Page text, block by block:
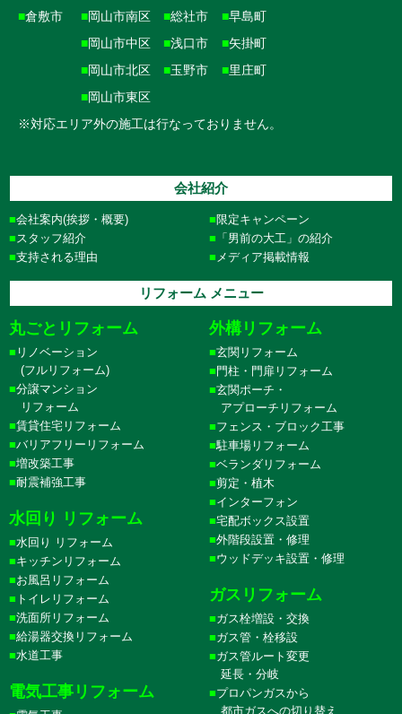
■倉敷市 ■岡山市南区
■岡山市中区
■岡山市北区
■岡山市東区
■総社市
■浅口市
■玉野市
■早島町
■矢掛町
■里庄町
※対応エリア外の施工は行なっておりません。
会社紹介
会社案内(挨拶・概要)
スタッフ紹介
支持される理由
限定キャンペーン
「男前の大工」の紹介
メディア掲載情報
リフォーム メニュー
丸ごとリフォーム
リノベーション
(フルリフォーム)
分譲マンション
リフォーム
賃貸住宅リフォーム
バリアフリーリフォーム
増改築工事
耐震補強工事
水回り リフォーム
水回り リフォーム
キッチンリフォーム
お風呂リフォーム
トイレリフォーム
洗面所リフォーム
給湯器交換リフォーム
水道工事
電気工事リフォーム
外構リフォーム
玄関リフォーム
門柱・門扉リフォーム
玄関ポーチ・
アプローチリフォーム
フェンス・ブロック工事
駐車場リフォーム
ベランダリフォーム
剪定・植木
インターフォン
宅配ボックス設置
外階段設置・修理
ウッドデッキ設置・修理
ガスリフォーム
ガス栓増設・交換
ガス管・栓移設
ガス管ルート変更
延長・分岐
プロパンガスから
都市ガスへの切り替え